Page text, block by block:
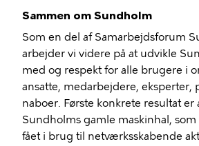
Sammen om Sundholm
Som en del af Samarbejdsforum
arbejder vi videre på at udvikle
med og respekt for alle brugere i
ansatte, medarbejdere, eksperter,
naboer. Første konkrete resultat er
Sundholms gamle maskinhal,
fået i brug til netværksskabende